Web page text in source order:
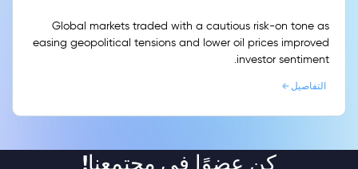
Global markets traded with a cautious risk-on tone as
easing geopolitical tensions and lower oil prices improved
investor sentiment.
التفاصيل
كن عضوًا في مجتمعنا!